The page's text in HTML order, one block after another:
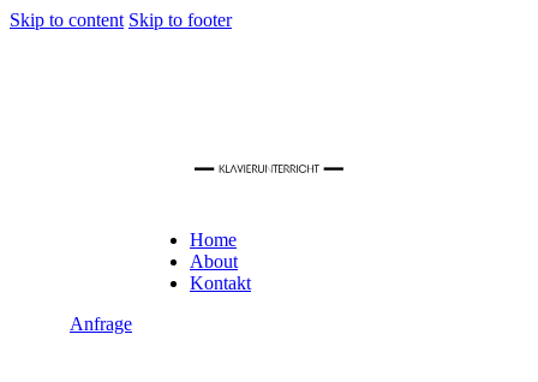
Skip to content Skip to footer
Home
About
Kontakt
Anfrage